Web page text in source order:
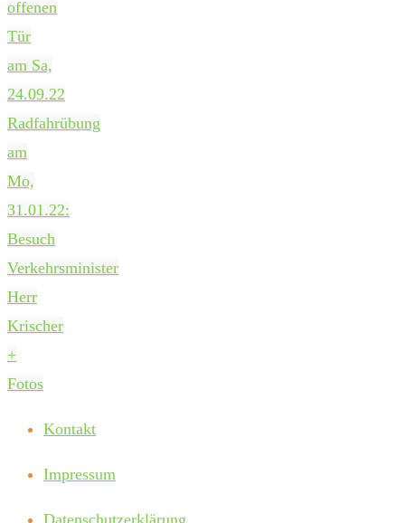
offenen
Tür
am Sa,
24.09.22
Radfahrübung
am
Mo,
31.01.22:
Besuch
Verkehrsminister
Herr
Krischer
+
Fotos
Kontakt
Impressum
Datenschutzerklärung